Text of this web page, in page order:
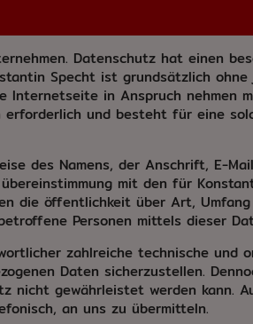
Datenschutz hat einen
Specht ist grundsätzlich
Internetseite in Anspruch
und besteht für eine
des Namens, der Anschrift, E-
mit den für
die öffentlichkeit über Art,
Personen mittels dieser
zahlreiche technische und
Daten sicherzustellen.
nicht gewährleistet werden kann.
an uns zu übermitteln.